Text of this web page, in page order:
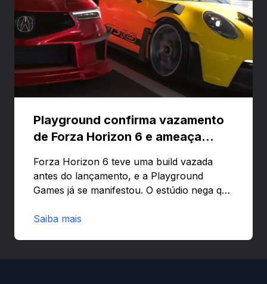
Playground confirma vazamento
de Forza Horizon 6 e ameaça
Forza Horizon 6 teve uma build vazada
antes do lançamento, e a Playground
Games já se manifestou. O estúdio nega que
preload e avisa que quem usar versões não
Saiba mais